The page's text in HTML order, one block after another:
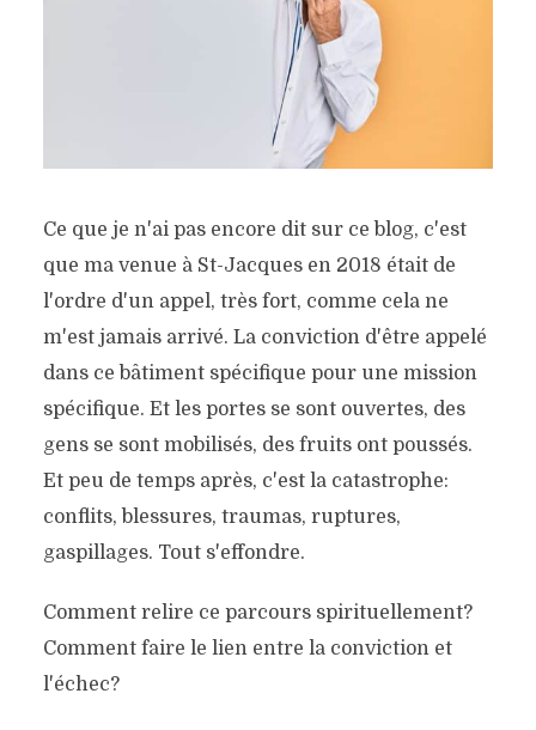
Ce que je n'ai pas encore dit sur ce blog, c'est
que ma venue à St-Jacques en 2018 était de
l'ordre d'un appel, très fort, comme cela ne
m'est jamais arrivé. La conviction d'être appelé
dans ce bâtiment spécifique pour une mission
spécifique. Et les portes se sont ouvertes, des
gens se sont mobilisés, des fruits ont poussés.
Et peu de temps après, c'est la catastrophe:
conflits, blessures, traumas, ruptures,
gaspillages. Tout s'effondre.
Comment relire ce parcours spirituellement?
Comment faire le lien entre la conviction et
l'échec?